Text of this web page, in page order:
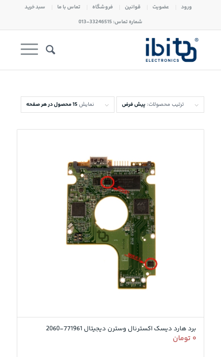
ورود عضویت قوانین فروشگاه تماس با ما
سبد خرید
شماره تماس: 33246515-013
ترتیب محصولات: پیش فرض نمایش 15 محصول در هر صفحه
3.00
برد هارد دیسک اکسترنال وسترن دیجیتال 771961-2060
۰ تومان